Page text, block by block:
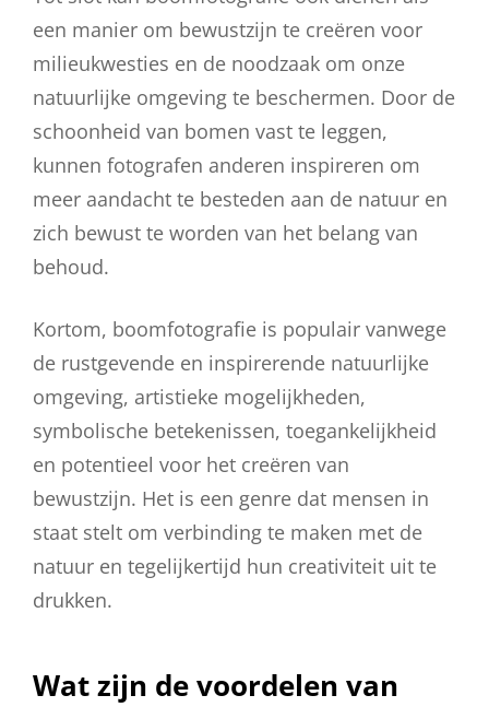
een manier om bewustzijn te creëren voor
milieukwesties en de noodzaak om onze
natuurlijke omgeving te beschermen. Door de
schoonheid van bomen vast te leggen,
kunnen fotografen anderen inspireren om
meer aandacht te besteden aan de natuur en
zich bewust te worden van het belang van
behoud.
Kortom, boomfotografie is populair vanwege
de rustgevende en inspirerende natuurlijke
omgeving, artistieke mogelijkheden,
symbolische betekenissen, toegankelijkheid
en potentieel voor het creëren van
bewustzijn. Het is een genre dat mensen in
staat stelt om verbinding te maken met de
natuur en tegelijkertijd hun creativiteit uit te
drukken.
Wat zijn de voordelen van